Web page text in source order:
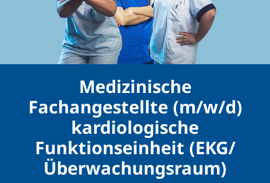
Medizinische
Fachangestellte (m/w/d)
kardiologische
Funktionseinheit (EKG/
Überwachungsraum)